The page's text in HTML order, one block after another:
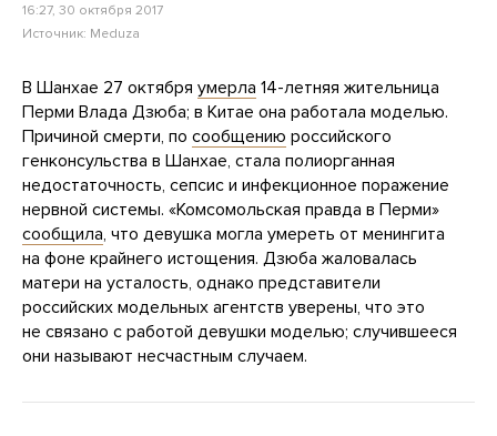
16:27, 30 октября 2017
Источник: Meduza
В Шанхае 27 октября умерла 14-летняя жительница
Перми Влада Дзюба; в Китае она работала моделью.
Причиной смерти, по сообщению российского
генконсульства в Шанхае, стала полиорганная
недостаточность, сепсис и инфекционное поражение
нервной системы. «Комсомольская правда в Перми»
сообщила, что девушка могла умереть от менингита
на фоне крайнего истощения. Дзюба жаловалась
матери на усталость, однако представители
российских модельных агентств уверены, что это
не связано с работой девушки моделью; случившееся
они называют несчастным случаем.